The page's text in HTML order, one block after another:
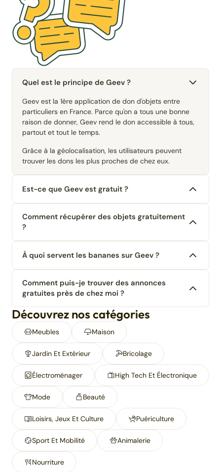
Quel est le principe de Geev ?
Geev est la 1ère application de don d'objets entre
particuliers en France. Parce qu'on a tous une bonne
raison de donner, Geev rend le don accessible à tous,
partout et tout le temps.
Grâce à la géolocalisation, les utilisateurs peuvent
trouver les dons les plus proches de chez eux.
Est-ce que Geev est gratuit ?
Comment récupérer des objets gratuitement
?
À quoi servent les bananes sur Geev ?
Comment puis-je trouver des annonces
gratuites près de chez moi ?
Découvrez nos catégories
Meubles Maison
Jardin Et Extérieur Bricolage
Électroménager High Tech Et Électronique
Mode Beauté
Loisirs, Jeux Et Culture Puériculture
Sport Et Mobilité Animalerie
Nourriture